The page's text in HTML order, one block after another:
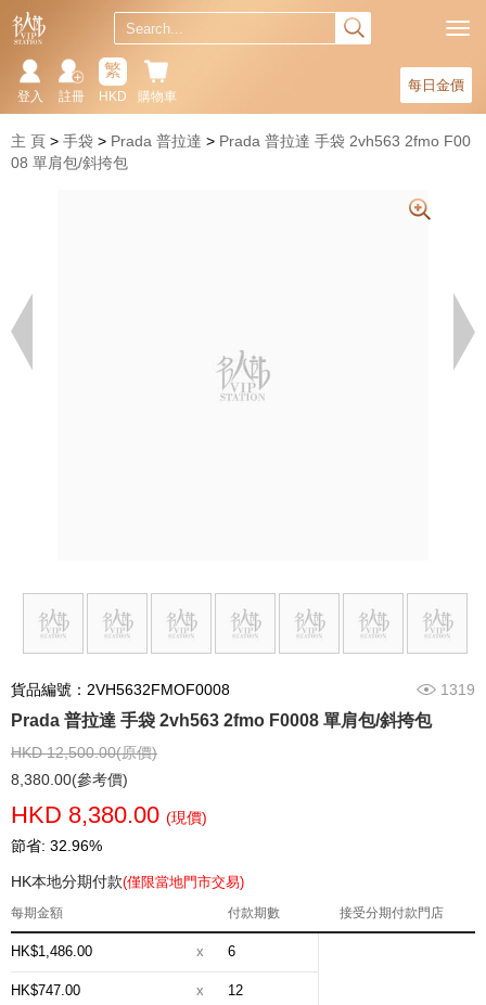
每日金價
購物車
繁
HKD
註冊
登入
主 頁 手袋 Prada 普拉達
Prada 普拉達 手袋 2vh563 2fmo F00
08 單肩包/斜挎包
貨品編號：2VH5632FMOF0008 1319
Prada 普拉達 手袋 2vh563 2fmo F0008 單肩包/斜挎包
HKD 12,500.00(原價)
8,380.00(參考價)
HKD 8,380.00 (現價)
節省: 32.96%
HK本地分期付款(僅限當地門市交易)
每期金額 付款期數 接受分期付款門店
HK$1,486.00 x 6
HK$747.00 x 12